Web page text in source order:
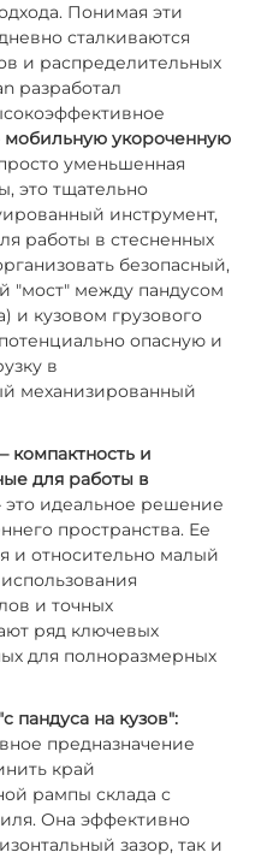
Понимая эти
сталкиваются
и распределительных
разработал
мобильную укороченную
уменьшенная
это тщательно
инструмент,
работы в стесненных
безопасный,
"мост" между пандусом
и кузовом грузового
опасную и
в
механизированный
и
для работы в
идеальное решение
пространства. Ее
и относительно малый
и точных
ряд ключевых
для полноразмерных
пандуса на кузов":
предназначение
край
рампы склада с
Она эффективно
зазор, так и